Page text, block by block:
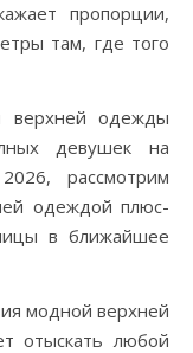
пропорции,
там, где того
верхней одежды
девушек на
рассмотрим
одеждой плюс-
в ближайшее
модной верхней
отыскать любой